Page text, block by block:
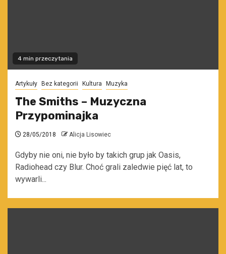
4 min przeczytania
Artykuły Bez kategorii Kultura Muzyka
The Smiths – Muzyczna
Przypominajka
28/05/2018 Alicja Lisowiec
Gdyby nie oni, nie było by takich grup jak Oasis,
Radiohead czy Blur. Choć grali zaledwie pięć lat, to
wywarli...